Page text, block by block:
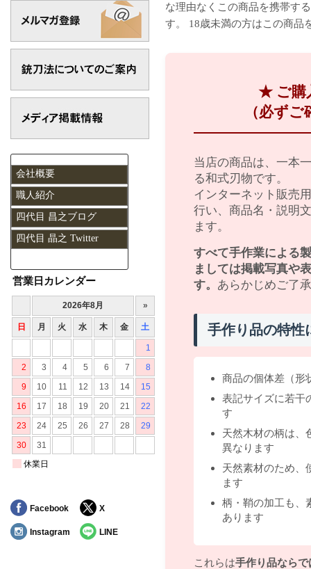
な理由なくこの商品を携帯す
す。 18歳未満の方はこの商品
★ ご購
（必ず
当店の商品は、一本
る和式刃物です。
インターネット販売
行い、商品名・説明
ます。
すべて手作業による
ましては掲載写真や
す。 あらかじめご了
手作り品の特性
商品の個体差（形
表記サイズに若干
す
天然木材の柄は、
異なります
天然素材のため、
ます
柄・鞘の加工も、
あります
これらは手作り品なら
会社概要
職人紹介
四代目 昌之ブログ
四代目 晶之 Twitter
営業日カレンダー
Facebook X
Instagram LINE